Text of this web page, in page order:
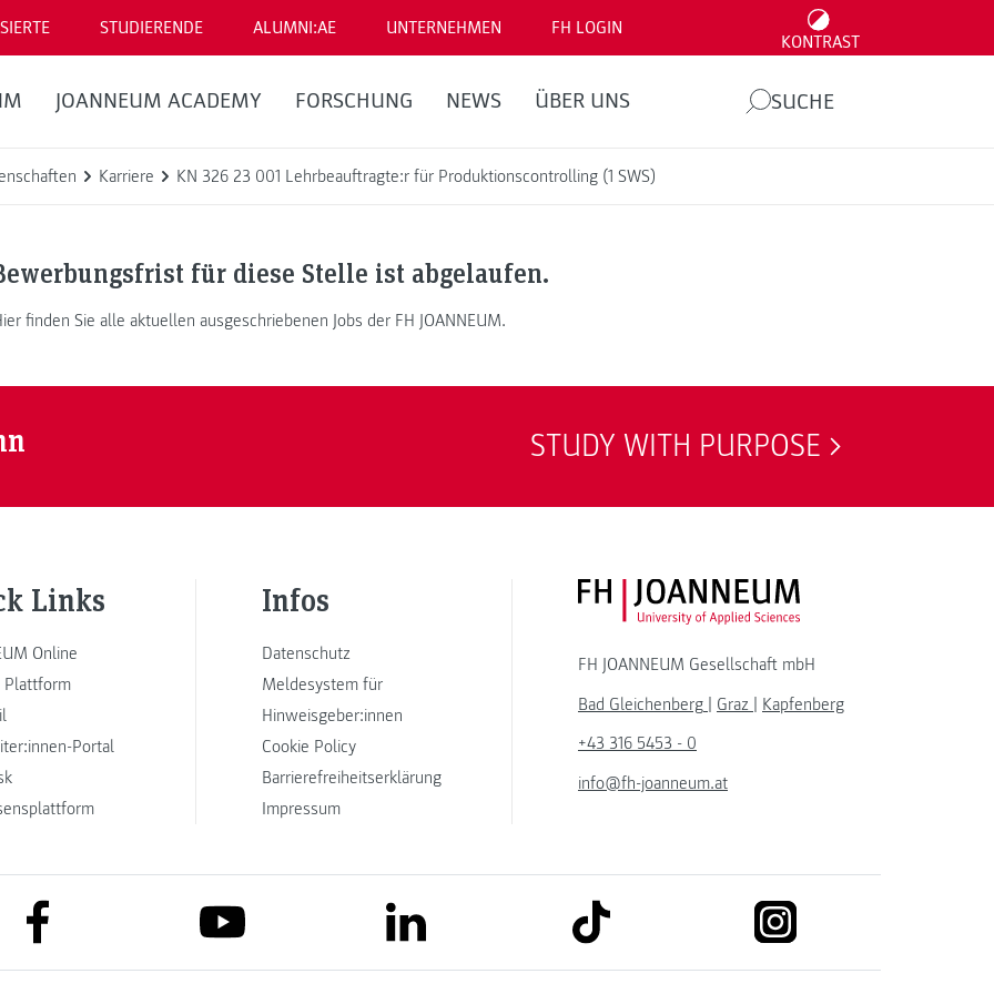
STUDIERENDE ALUMNI:AE UNTERNEHMEN FH LOGIN
KONTRAST
JOANNEUM ACADEMY FORSCHUNG NEWS ÜBER UNS SUCHE
Karriere KN 326 23 001 Lehrbeauftragte:r für Produktionscontrolling (1 SWS)
für diese Stelle ist abgelaufen.
finden Sie alle aktuellen ausgeschriebenen Jobs der FH JOANNEUM.
STUDY WITH PURPOSE
Links
Online
Portal
Infos
Datenschutz
Meldesystem für
Hinweisgeber:innen
Cookie Policy
Barrierefreiheitserklärung
Impressum
FH JOANNEUM Logo
FH JOANNEUM Gesellschaft mbH
Bad Gleichenberg | Graz | Kapfenberg
+43 316 5453 - 0
info@fh-joanneum.at
link to facebook link to youtube link to linkedin link to tiktok